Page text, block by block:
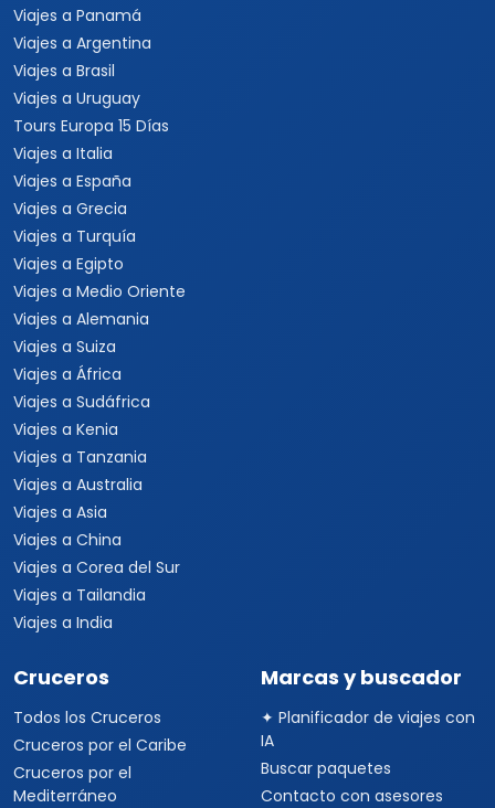
Viajes a Panamá
Viajes a Argentina
Viajes a Brasil
Viajes a Uruguay
Tours Europa 15 Días
Viajes a Italia
Viajes a España
Viajes a Grecia
Viajes a Turquía
Viajes a Egipto
Viajes a Medio Oriente
Viajes a Alemania
Viajes a Suiza
Viajes a África
Viajes a Sudáfrica
Viajes a Kenia
Viajes a Tanzania
Viajes a Australia
Viajes a Asia
Viajes a China
Viajes a Corea del Sur
Viajes a Tailandia
Viajes a India
Cruceros
Todos los Cruceros
Cruceros por el Caribe
Cruceros por el
Mediterráneo
Marcas y buscador
✦ Planificador de viajes con
IA
Buscar paquetes
Contacto con asesores